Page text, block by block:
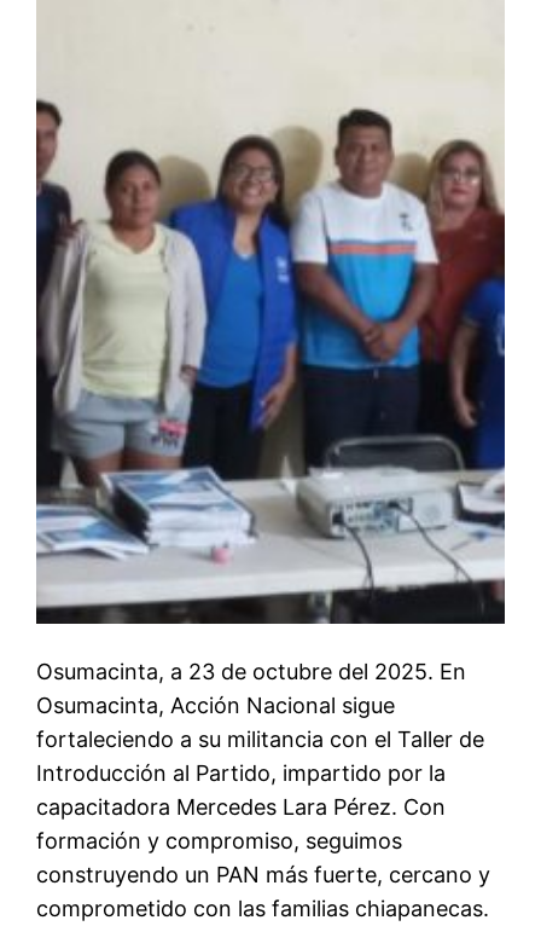
Osumacinta, a 23 de octubre del 2025. En
Osumacinta, Acción Nacional sigue
fortaleciendo a su militancia con el Taller de
Introducción al Partido, impartido por la
capacitadora Mercedes Lara Pérez. Con
formación y compromiso, seguimos
construyendo un PAN más fuerte, cercano y
comprometido con las familias chiapanecas.